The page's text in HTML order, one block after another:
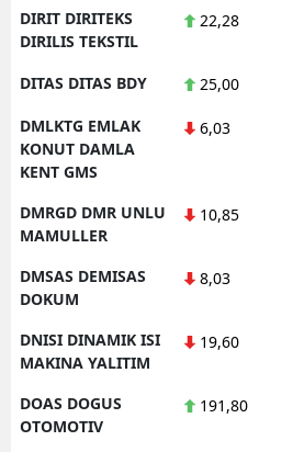
DIRIT DIRITEKS
DIRILIS TEKSTIL
22,28
DITAS DITAS BDY 25,00
DMLKTG EMLAK
KONUT DAMLA
KENT GMS
6,03
DMRGD DMR UNLU
MAMULLER
10,85
DMSAS DEMISAS
DOKUM
8,03
DNISI DINAMIK ISI
MAKINA YALITIM
19,60
DOAS DOGUS
OTOMOTIV
191,80